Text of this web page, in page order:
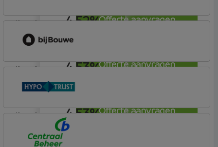
Offerte aanvragen
4,52%
Offerte aanvragen
lineair
4,53%
Offerte aanvragen
Vooruit Hypotheek
lineair
4,53%
Vooruit Hypotheek
lineair
Conneqt vh HypoTrust
Vrij Leven Hypotheek